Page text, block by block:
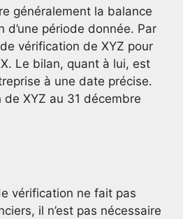
généralement la balance
d’une période donnée. Par
vérification de XYZ pour
Le bilan, quant à lui, est
à une date précise.
XYZ au 31 décembre
vérification ne fait pas
il n’est pas nécessaire